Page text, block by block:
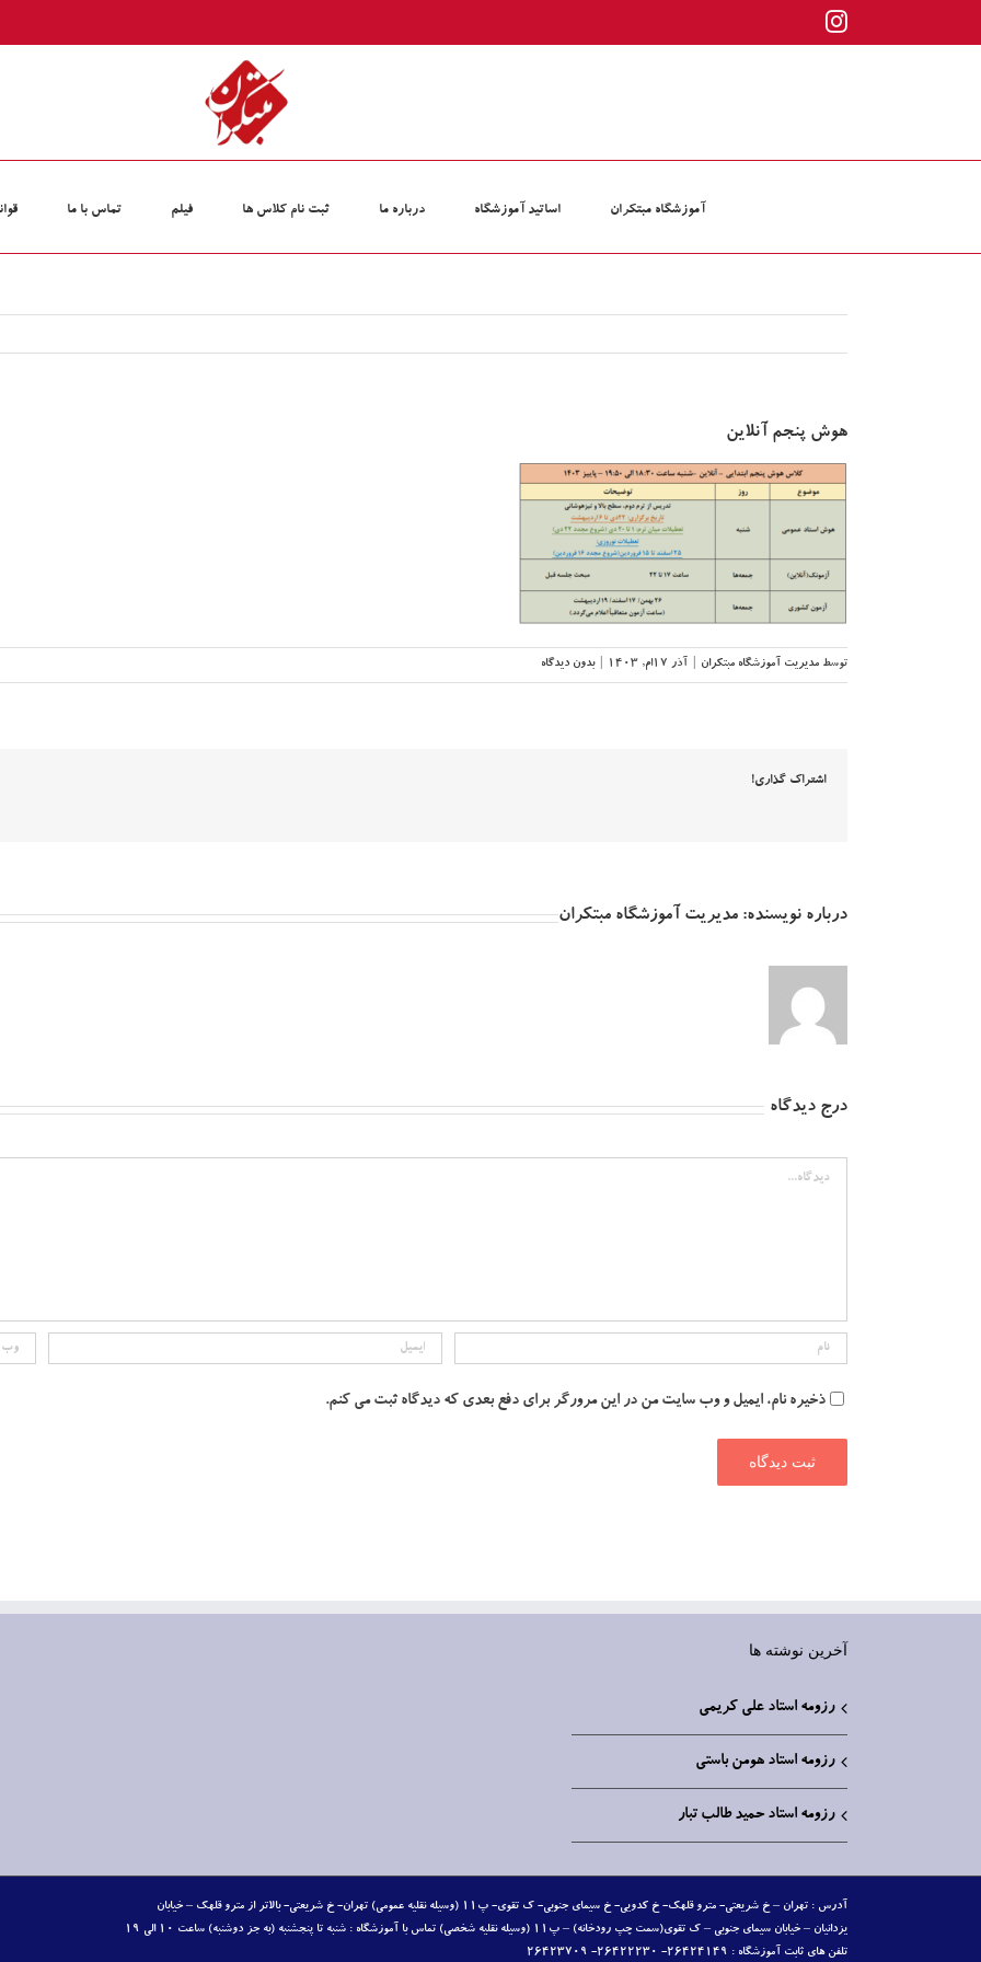
کردن
Instagram
آموزشگاه مبتکران اساتید آموزشگاه درباره ما ثبت نام کلاس‏ ها فیلم تماس با ما
هوش پنجم آنلاین
توسط مدیریت آموزشگاه مبتکران آذر ۱۷ام, ۱۴۰۳ بدون دیدگاه
اشتراک گذاری!
درباره نویسنده: مدیریت آموزشگاه مبتکران
درج دیدگاه
دیدگاه
ذخیره نام، ایمیل و وب سایت من در این مرورگر برای دفع بعدی که دیدگاه ثبت می کنم.
آخرین نوشته ها
رزومه استاد علی کریمی
رزومه استاد هومن باستی
رزومه استاد حمید طالب تبار
آدرس : تهران – خ شریعتی- مترو قلهک- خ کدویی- خ سیمای جنوبی- ک تقوی- پ١١ (وسیله نقلیه عمومی) تهران- خ شریعتی- بالاتر از مترو قلهک – خیابان
یزدانیان – خیابان سیمای جنوبی – ک تقوی(سمت چپ رودخانه) – پ١١ (وسیله نقلیه شخصی) تماس با آموزشگاه : شنبه تا پنجشنبه (به جز دوشنبه) ساعت ۱۰ الی ۱۹
تلفن‏ های ثابت آموزشگاه : ۲۶۴۲۴۱۴۹- ۲۶۴۲۲۲۳۰- ۲۶۴۲۳۷۰۹